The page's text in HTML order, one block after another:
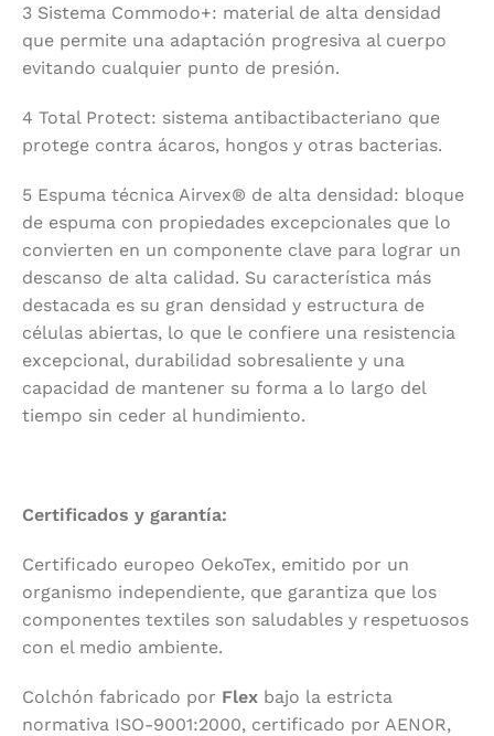
3 Sistema Commodo+: material de alta densidad
que permite una adaptación progresiva al cuerpo
evitando cualquier punto de presión.
4 Total Protect: sistema antibactibacteriano que
protege contra ácaros, hongos y otras bacterias.
5 Espuma técnica Airvex® de alta densidad: bloque
de espuma con propiedades excepcionales que lo
convierten en un componente clave para lograr un
descanso de alta calidad. Su característica más
destacada es su gran densidad y estructura de
células abiertas, lo que le confiere una resistencia
excepcional, durabilidad sobresaliente y una
capacidad de mantener su forma a lo largo del
tiempo sin ceder al hundimiento.
Certificados y garantía:
Certificado europeo OekoTex, emitido por un
organismo independiente, que garantiza que los
componentes textiles son saludables y respetuosos
con el medio ambiente.
Colchón fabricado por Flex bajo la estricta
normativa ISO-9001:2000, certificado por AENOR,